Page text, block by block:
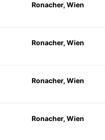
Ronacher, Wien
Ronacher, Wien
Ronacher, Wien
Ronacher, Wien